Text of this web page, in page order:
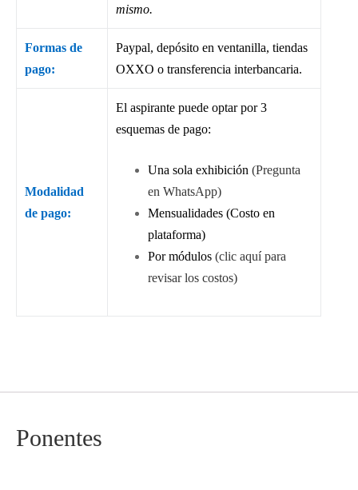
mismo.
Formas de
pago:
Paypal, depósito en ventanilla, tiendas
OXXO o transferencia interbancaria.
Modalidad
de pago:
El aspirante puede optar por 3
esquemas de pago:
Una sola exhibición (Pregunta
en WhatsApp)
Mensualidades (Costo en
plataforma)
Por módulos (clic aquí para
revisar los costos)
Ponentes